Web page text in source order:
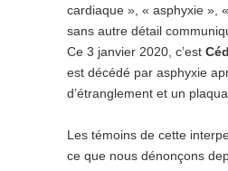
cardiaque », « asphyxie »,
sans autre détail
Ce 3 janvier 2020, c’est
est décédé par asphyxie
d’étranglement et un
Les témoins de cette
ce que nous dénonçons